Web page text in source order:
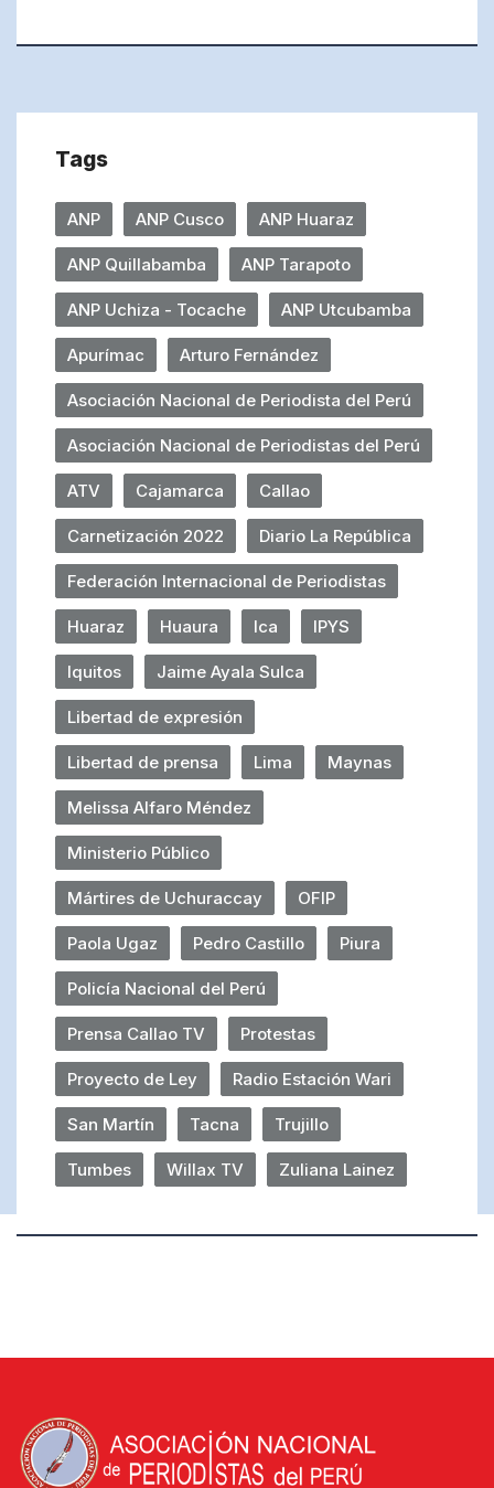
Tags
ANP ANP Cusco ANP Huaraz
ANP Quillabamba ANP Tarapoto
ANP Uchiza - Tocache ANP Utcubamba
Apurímac Arturo Fernández
Asociación Nacional de Periodista del Perú
Asociación Nacional de Periodistas del Perú
ATV Cajamarca Callao
Carnetización 2022 Diario La República
Federación Internacional de Periodistas
Huaraz Huaura Ica IPYS
Iquitos Jaime Ayala Sulca
Libertad de expresión
Libertad de prensa Lima Maynas
Melissa Alfaro Méndez
Ministerio Público
Mártires de Uchuraccay OFIP
Paola Ugaz Pedro Castillo Piura
Policía Nacional del Perú
Prensa Callao TV Protestas
Proyecto de Ley Radio Estación Wari
San Martín Tacna Trujillo
Tumbes Willax TV Zuliana Lainez